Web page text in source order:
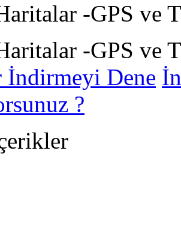
-GPS ve
-GPS ve
İndirmeyi Dene
?